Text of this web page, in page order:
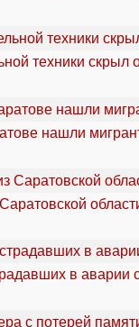
техники скрыл
нашли
в аварии